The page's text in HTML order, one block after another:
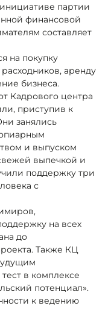
партии
финансовой
составляет
на покупку
аренду
бизнеса.
Кадрового центра
приступив к
занялись
и выпуском
выпечкой и
поддержку три
с
на всех
до
Также КЦ
в комплексе
потенциал».
к ведению